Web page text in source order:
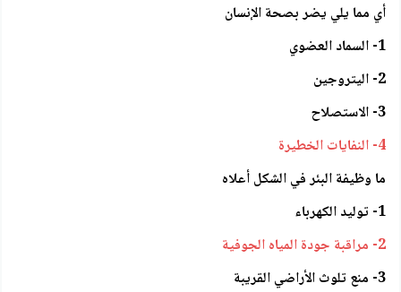
أي مما يلي يضر بصحة الإنسان
1- السماد العضوي
2- اليتروجين
3- الاستصلاح
4- النفايات الخطيرة
ما وظيفة البئر في الشكل أعلاه
1- توليد الكهرباء
2- مراقبة جودة المياه الجوفية
3- منع تلوث الأراضي القريبة